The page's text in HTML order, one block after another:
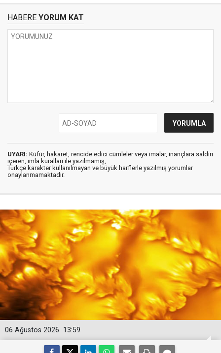
HABERE YORUM KAT
UYARI: Küfür, hakaret, rencide edici cümleler veya imalar, inançlara saldırı
içeren, imla kuralları ile yazılmamış,
Türkçe karakter kullanılmayan ve büyük harflerle yazılmış yorumlar
onaylanmamaktadır.
13:59
06 Ağustos 2026